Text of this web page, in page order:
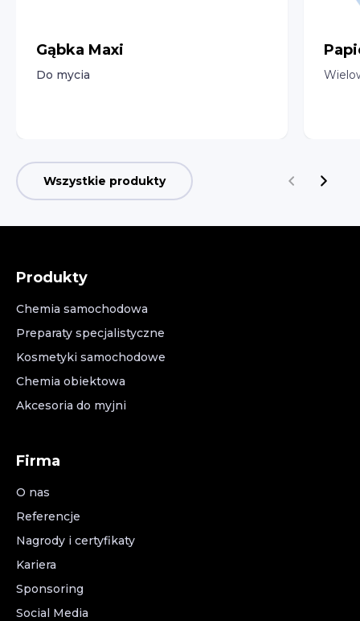
Gąbka Maxi
Do mycia
Wszystkie produkty
Produkty
Chemia samochodowa
Preparaty specjalistyczne
Kosmetyki samochodowe
Chemia obiektowa
Akcesoria do myjni
Firma
O nas
Referencje
Nagrody i certyfikaty
Kariera
Sponsoring
Social Media